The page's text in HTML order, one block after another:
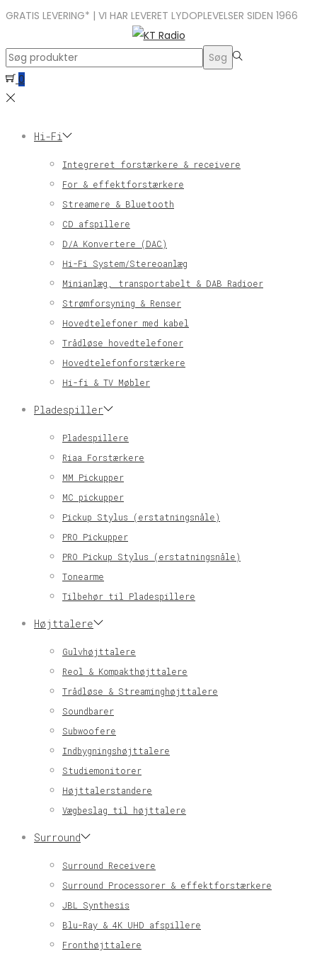
GRATIS LEVERING* | VI HAR LEVERET LYDOPLEVELSER SIDEN 1966
Search
for:>
Søg
0
Hi-Fi
Integreret forstærkere & receivere
For & effektforstærkere
Streamere & Bluetooth
CD afspillere
D/A Konvertere (DAC)
Hi-Fi System/Stereoanlæg
Minianlæg, transportabelt & DAB Radioer
Strømforsyning & Renser
Hovedtelefoner med kabel
Trådløse hovedtelefoner
Hovedtelefonforstærkere
Hi-fi & TV Møbler
Pladespiller
Pladespillere
Riaa Forstærkere
MM Pickupper
MC pickupper
Pickup Stylus (erstatningsnåle)
PRO Pickupper
PRO Pickup Stylus (erstatningsnåle)
Tonearme
Tilbehør til Pladespillere
Højttalere
Gulvhøjttalere
Reol & Kompakthøjttalere
Trådløse & Streaminghøjttalere
Soundbarer
Subwoofere
Indbygningshøjttalere
Studiemonitorer
Højttalerstandere
Vægbeslag til højttalere
Surround
Surround Receivere
Surround Processorer & effektforstærkere
JBL Synthesis
Blu-Ray & 4K UHD afspillere
Fronthøjttalere